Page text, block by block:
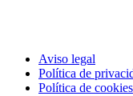
Aviso legal
Política de
Política de cookies